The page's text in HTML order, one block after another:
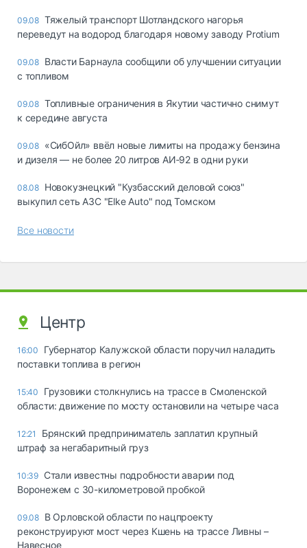
09.08 Тяжелый транспорт Шотландского нагорья
переведут на водород благодаря новому заводу Protium
09.08 Власти Барнаула сообщили об улучшении ситуации
с топливом
09.08 Топливные ограничения в Якутии частично снимут
к середине августа
09.08 «СибОйл» ввёл новые лимиты на продажу бензина
и дизеля — не более 20 литров АИ‑92 в одни руки
08.08 Новокузнецкий "Кузбасский деловой союз"
выкупил сеть АЗС "Elke Auto" под Томском
Все новости
Центр
16:00
Губернатор Калужской области поручил наладить
поставки топлива в регион
15:40
Грузовики столкнулись на трассе в Смоленской
области: движение по мосту остановили на четыре часа
12:21
Брянский предприниматель заплатил крупный
штраф за негабаритный груз
10:39 Стали известны подробности аварии под
Воронежем с 30-километровой пробкой
09.08 В Орловской области по нацпроекту
реконструируют мост через Кшень на трассе Ливны –
Навесное